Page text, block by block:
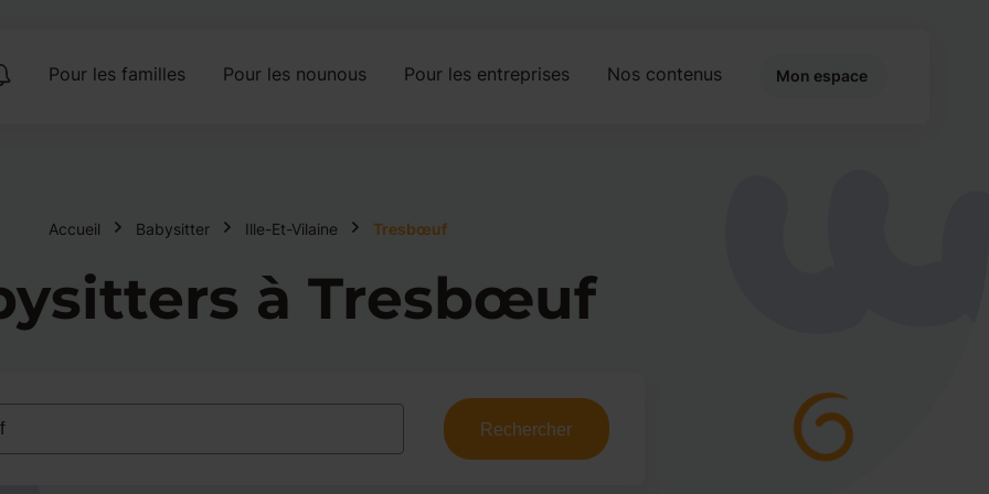
Pour les familles Pour les nounous Pour les entreprises Nos contenus Mon espace
Accueil Babysitter Ille-Et-Vilaine Tresbœuf
à Tresbœuf
Rechercher